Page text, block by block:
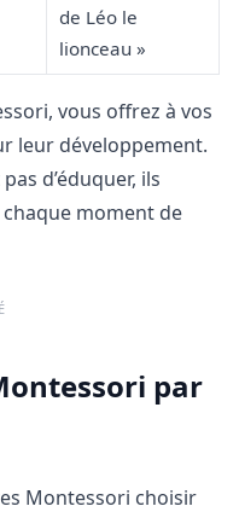
de Léo le
lionceau »
vous offrez à vos
leur développement.
d’éduquer, ils
moment de
par
Montessori choisir